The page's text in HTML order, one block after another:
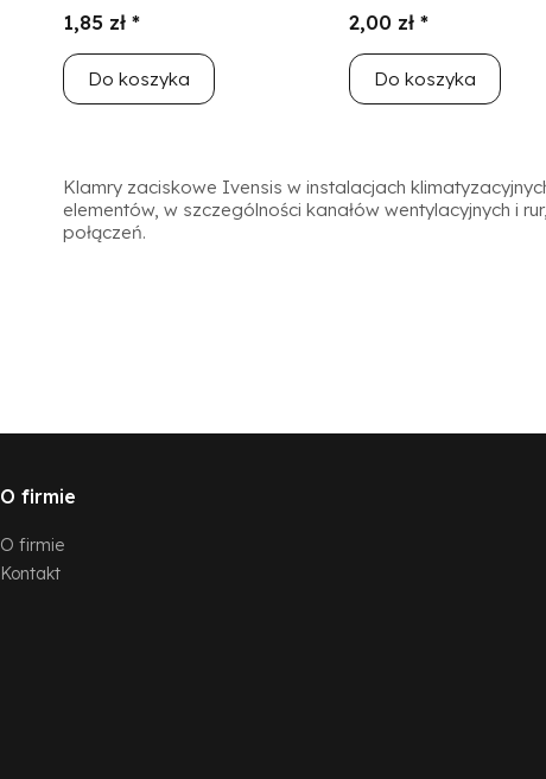
1,85 zł *
Do koszyka
2,00 zł *
Do koszyka
Klamry zaciskowe Ivensis w instalacjach
elementów, w szczególności kanałów wentylacyjnych i
połączeń.
O firmie
O firmie
Kontakt